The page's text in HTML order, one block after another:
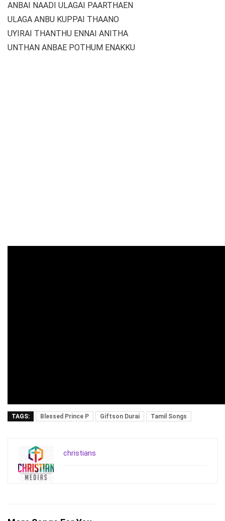
ANBAI NAADI ULAGAI PAARTHAEN
ULAGA ANBU KUPPAI THAANO
UYIRAI THANTHU ENNAI ANITHA
UNTHAN ANBAE POTHUM ENAKKU
TAGS: Blessed Prince P Giftson Durai Tamil Songs
christians